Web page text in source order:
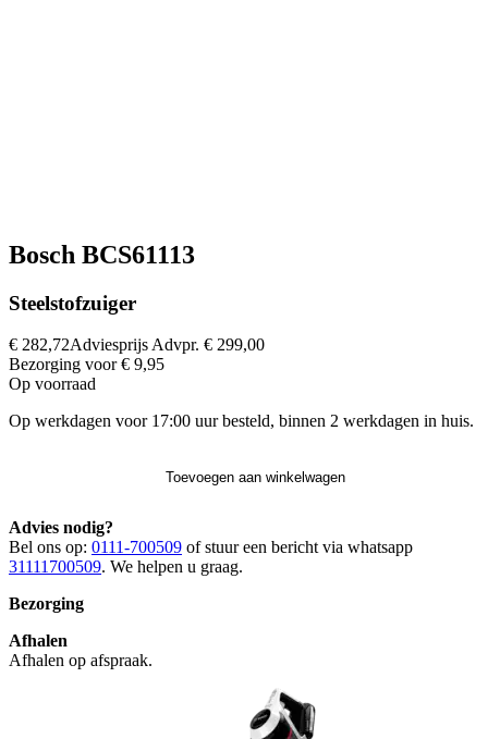
Bosch BCS61113
Steelstofzuiger
€ 282,72Adviesprijs Advpr. € 299,00
Bezorging voor € 9,95
Op voorraad
Op werkdagen voor 17:00 uur besteld, binnen 2 werkdagen in huis.
Toevoegen aan winkelwagen
Advies nodig?
Bel ons op: 0111-700509 of stuur een bericht via whatsapp
31111700509. We helpen u graag.
Bezorging
Afhalen
Afhalen op afspraak.